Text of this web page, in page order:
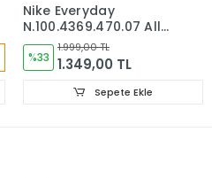
Nike Everyday
N.100.4369.470.07 All
Court 8P Unisex Mavi
Basketbol Topu
%33
1.999,00 TL
1.349,00 TL
Sepete Ekle